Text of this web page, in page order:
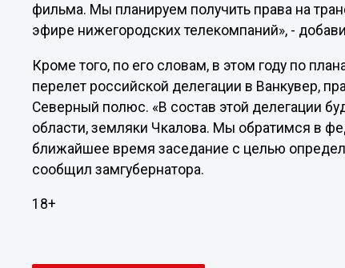
фильма. Мы планируем получить права на
эфире нижегородских телекомпаний», -
Кроме того, по его словам, в этом году по
перелет российской делегации в Ванкувер,
Северный полюс. «В состав этой делегации
области, земляки Чкалова. Мы обратимся в
ближайшее время заседание с целью
сообщил замгубернатора.
18+